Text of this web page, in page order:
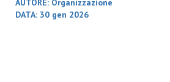
AUTORE: Organizzazione
DATA: 30 gen 2026